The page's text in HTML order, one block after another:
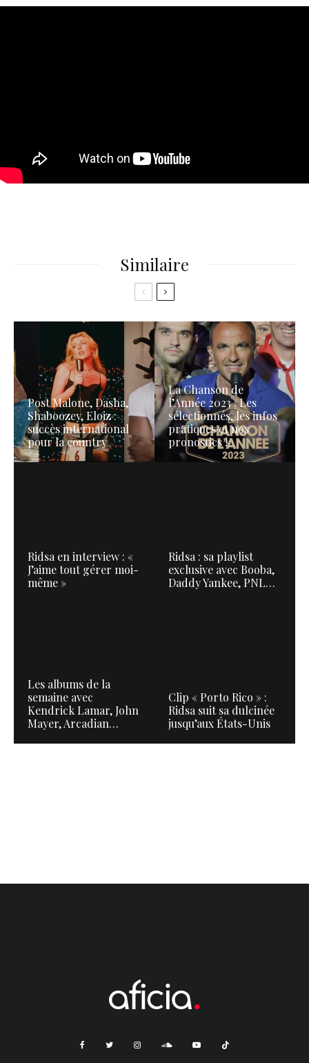
Similaire
Post Malone, Dasha,
Shaboozey, Eloiz :
succès international
pour la country
La Chanson de
l’Année 2023 : Les
sélectionnés, les infos
pratiques et nos
pronostics !
Ridsa en interview : «
J’aime tout gérer moi-
même »
Ridsa : sa playlist
exclusive avec Booba,
Daddy Yankee, PNL…
Les albums de la
semaine avec
Kendrick Lamar, John
Mayer, Arcadian…
Clip « Porto Rico » :
Ridsa suit sa dulcinée
jusqu’aux États-Unis